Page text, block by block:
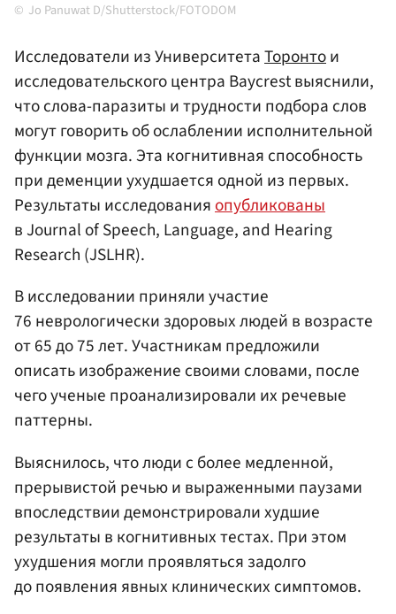
Jo Panuwat D/Shutterstock/FOTODOM
Исследователи из УниверситетаТоронтои
исследовательского центра Baycrest выяснили,
что слова-паразиты и трудности подбора слов
могут говорить об ослаблении исполнительной
функции мозга. Эта когнитивная способность
при деменции ухудшается одной из первых.
Результаты исследованияопубликованы
в Journal of Speech, Language, and Hearing
Research (JSLHR).
В исследовании приняли участие
76 неврологически здоровых людей в возрасте
от 65 до 75 лет. Участникам предложили
описать изображение своими словами, после
чего ученые проанализировали их речевые
паттерны.
Выяснилось, что люди с более медленной,
прерывистой речью и выраженными паузами
впоследствии демонстрировали худшие
результаты в когнитивных тестах. При этом
ухудшения могли проявляться задолго
до появления явных клинических симптомов.